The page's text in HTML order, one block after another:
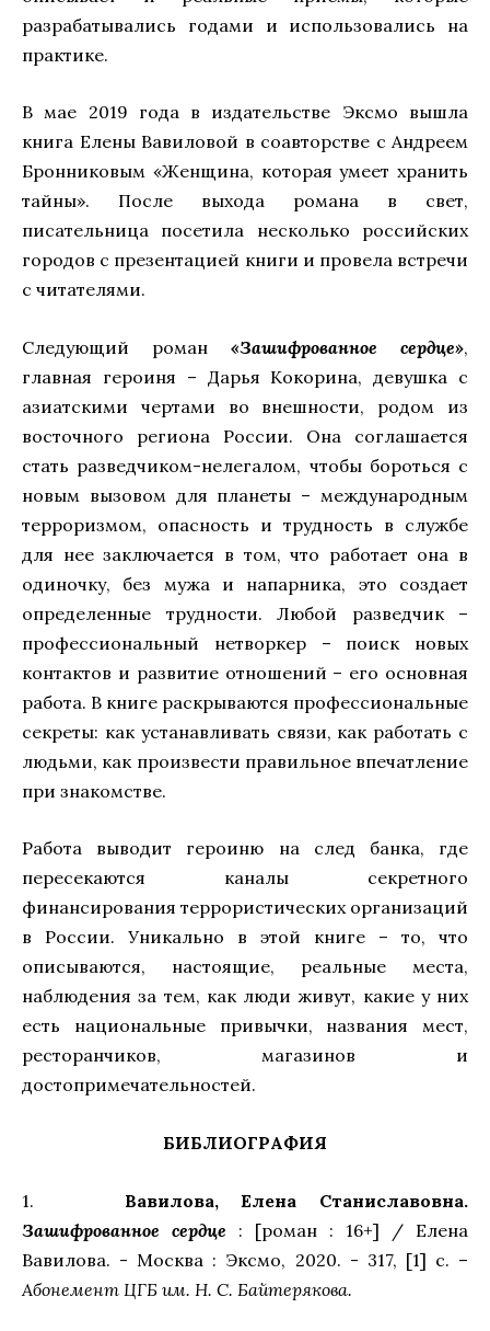
разрабатывались годами и использовались на
практике.
В мае 2019 года в издательстве Эксмо вышла
книга Елены Вавиловой в соавторстве с Андреем
Бронниковым «Женщина, которая умеет хранить
тайны». После выхода романа в свет,
писательница посетила несколько российских
городов с презентацией книги и провела встречи
с читателями.
Следующий роман «Зашифрованное сердце»,
главная героиня – Дарья Кокорина, девушка с
азиатскими чертами во внешности, родом из
восточного региона России. Она соглашается
стать разведчиком-нелегалом, чтобы бороться с
новым вызовом для планеты – международным
терроризмом, опасность и трудность в службе
для нее заключается в том, что работает она в
одиночку, без мужа и напарника, это создает
определенные трудности. Любой разведчик –
профессиональный нетворкер – поиск новых
контактов и развитие отношений – его основная
работа. В книге раскрываются профессиональные
секреты: как устанавливать связи, как работать с
людьми, как произвести правильное впечатление
при знакомстве.
Работа выводит героиню на след банка, где
пересекаются каналы секретного
финансирования террористических организаций
в России. Уникально в этой книге – то, что
описываются, настоящие, реальные места,
наблюдения за тем, как люди живут, какие у них
есть национальные привычки, названия мест,
ресторанчиков, магазинов и
достопримечательностей.
БИБЛИОГРАФИЯ
1. Вавилова, Елена Станиславовна.
Зашифрованное сердце
: [роман : 16+] / Елена
Вавилова. - Москва : Эксмо, 2020. - 317, [1] с. –
Абонемент ЦГБ им. Н. С. Байтерякова.